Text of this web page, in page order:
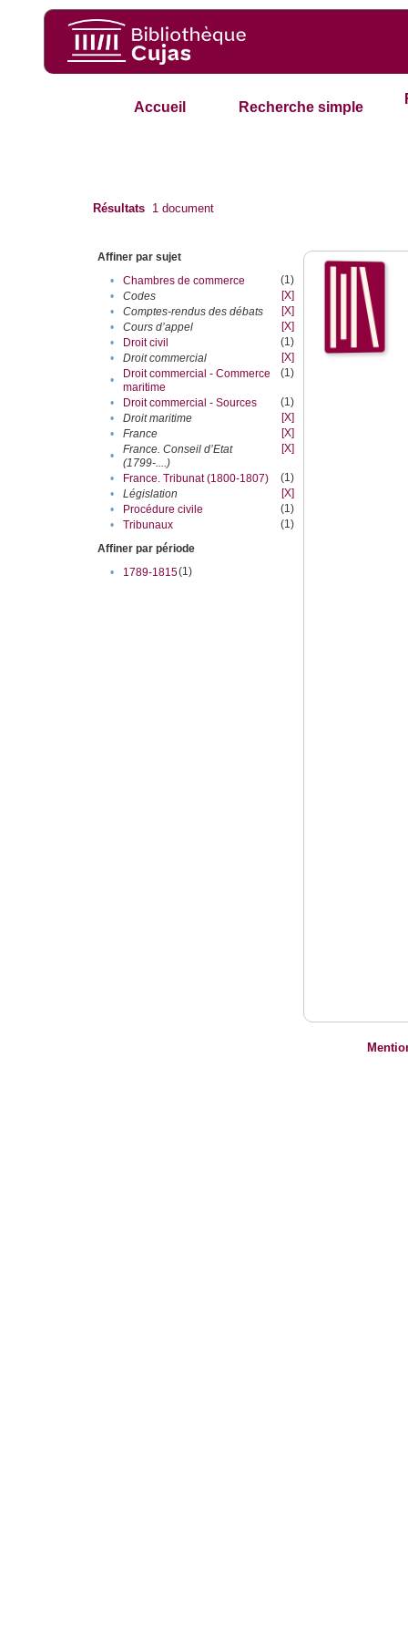
Accueil Recherche simple
Résultats 1 document
Affiner par sujet
•
Chambres de commerce
(1)
•
Codes
[X]
•
Comptes-rendus des débats
[X]
•
Cours d’appel
[X]
•
Droit civil
(1)
•
Droit commercial
[X]
•
Droit commercial - Commerce
maritime
(1)
• Droit commercial - Sources
(1)
•
Droit maritime
[X]
•
France
[X]
•
France. Conseil d’Etat
(1799-....)
[X]
• France. Tribunat (1800-1807)
(1)
•
Législation
[X]
•
Procédure civile
(1)
•
Tribunaux
(1)
Affiner par période
•
1789-1815(1)